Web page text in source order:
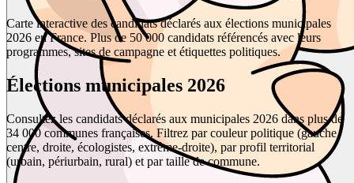
Carte interactive des candidats déclarés aux élections municipales
2026 en France. Plus de 50 000 candidats référencés avec leurs
programmes, sites de campagne et étiquettes politiques.
Élections municipales 2026
Consultez les candidats déclarés aux municipales 2026 dans plus de
34 000 communes françaises. Filtrez par couleur politique (gauche,
centre, droite, écologistes, extrême-droite), par profil territorial
(urbain, périurbain, rural) et par taille de commune.